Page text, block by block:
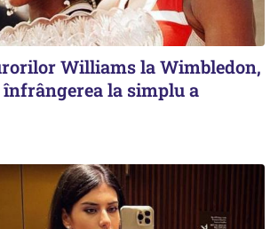
Williams la Wimbledon,
la simplu a